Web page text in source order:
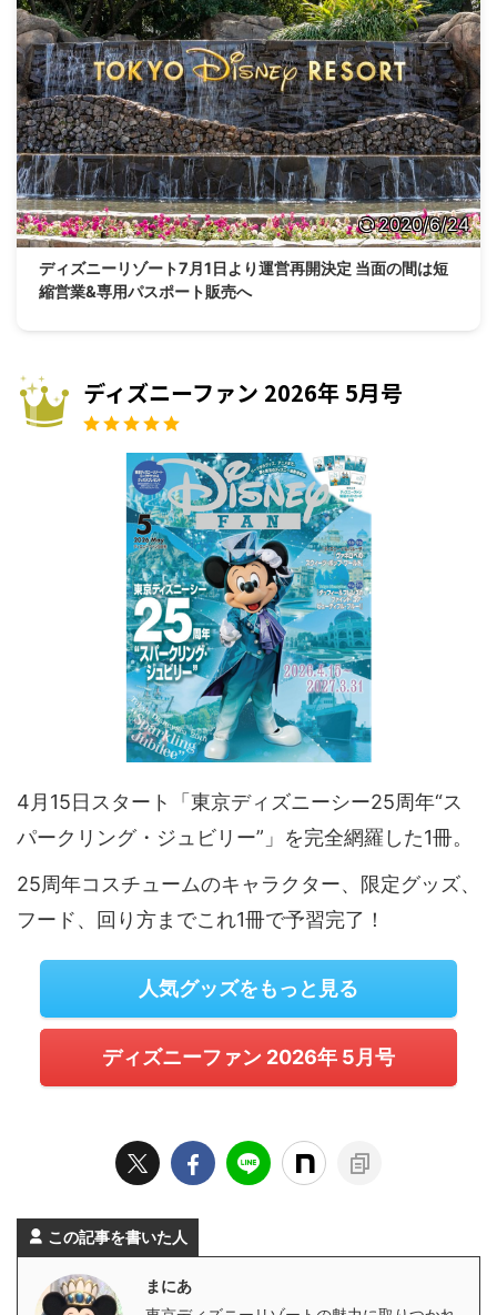
2020/6/24
ディズニーリゾート7月1日より運営再開決定 当面の間は短
縮営業&専用パスポート販売へ
ディズニーファン 2026年 5月号
4月15日スタート「東京ディズニーシー25周年“ス
パークリング・ジュビリー”」を完全網羅した1冊。
25周年コスチュームのキャラクター、限定グッズ、
フード、回り方までこれ1冊で予習完了！
人気グッズをもっと見る
ディズニーファン 2026年 5月号
この記事を書いた人
まにあ